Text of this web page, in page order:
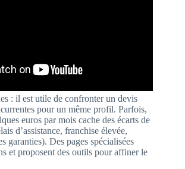
: il est utile de confronter un devis
pour un même profil. Parfois,
euros par mois cache des écarts de
d’assistance, franchise élevée,
garanties). Des pages spécialisées
et proposent des outils pour affiner le